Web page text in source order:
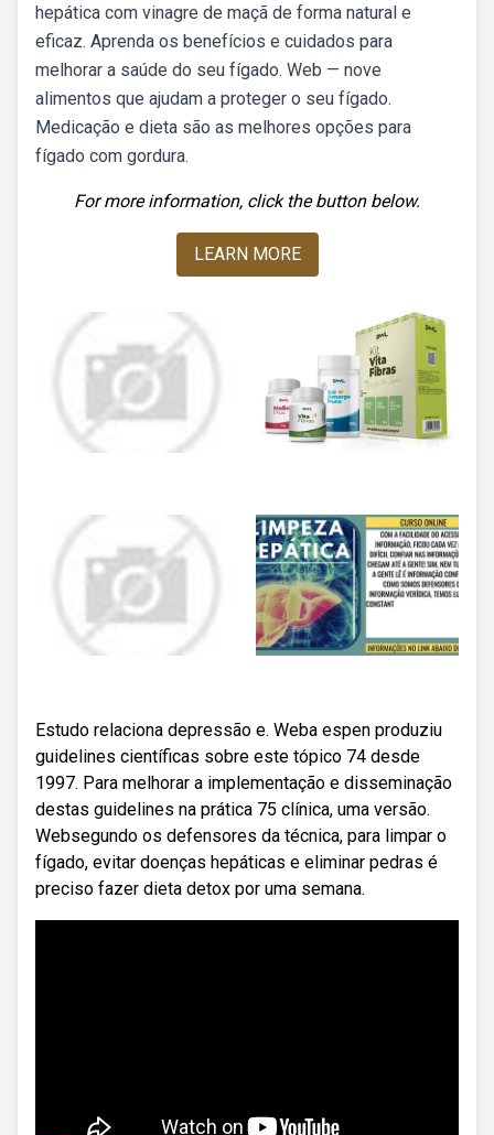
hepática com vinagre de maçã de forma natural e
eficaz. Aprenda os benefícios e cuidados para
melhorar a saúde do seu fígado. Web — nove
alimentos que ajudam a proteger o seu fígado.
Medicação e dieta são as melhores opções para
fígado com gordura.
For more information, click the button below.
LEARN MORE
Estudo relaciona depressão e. Weba espen produziu
guidelines científicas sobre este tópico 74 desde
1997. Para melhorar a implementação e disseminação
destas guidelines na prática 75 clínica, uma versão.
Websegundo os defensores da técnica, para limpar o
fígado, evitar doenças hepáticas e eliminar pedras é
preciso fazer dieta detox por uma semana.